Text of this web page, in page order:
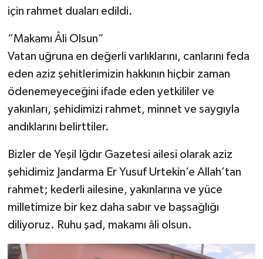
için rahmet duaları edildi.
“Makamı Âli Olsun”
Vatan uğruna en değerli varlıklarını, canlarını feda
eden aziz şehitlerimizin hakkının hiçbir zaman
ödenemeyeceğini ifade eden yetkililer ve
yakınları, şehidimizi rahmet, minnet ve saygıyla
andıklarını belirttiler.
Bizler de Yeşil Iğdır Gazetesi ailesi olarak aziz
şehidimiz Jandarma Er Yusuf Urtekin’e Allah’tan
rahmet; kederli ailesine, yakınlarına ve yüce
milletimize bir kez daha sabır ve başsağlığı
diliyoruz. Ruhu şad, makamı âli olsun.